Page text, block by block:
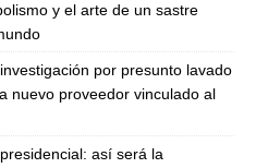
y el arte de un sastre
por presunto lavado
nuevo proveedor vinculado al
así será la